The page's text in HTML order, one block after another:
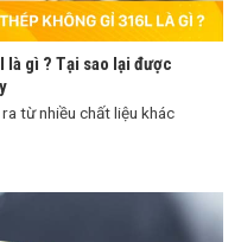
gì ? Tại sao lại được
từ nhiều chất liệu khác